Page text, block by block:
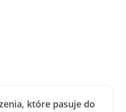
które pasuje do